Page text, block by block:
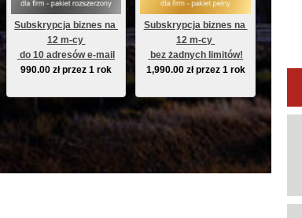
Subskrypcja biznes na
12 m-cy
do 10 adresów e-mail
990.00zł przez 1 rok
Subskrypcja biznes na
12 m-cy
bez żadnych limitów!
1,990.00 zł przez 1 rok